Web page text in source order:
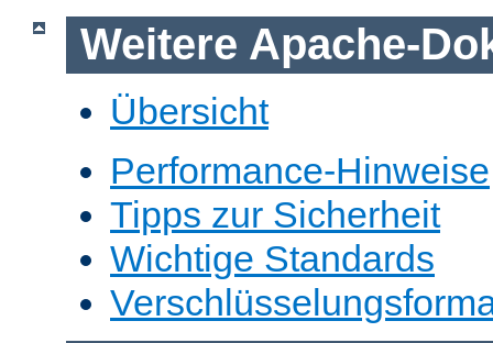
Weitere Apache-
Übersicht
Performance-Hinweise
Tipps zur Sicherheit
Wichtige Standards